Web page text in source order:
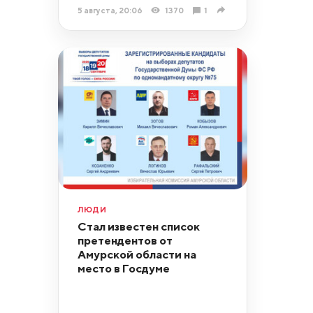
5 августа, 20:06 1370 1
ЛЮДИ
Стал известен список
претендентов от
Амурской области на
место в Госдуме